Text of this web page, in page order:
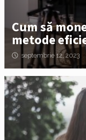
Cum să
metode
septembrie 12, 2023